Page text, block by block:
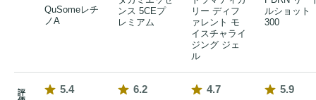
QuSomeレチ
ノA
ンス 5CEプ
レミアム
リー ディフ
ァレント モ
イスチャライ
ジング ジェ
ル
ルショット
300
評
5.4 6.2 4.7 5.9